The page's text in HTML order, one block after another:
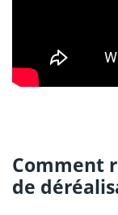
Comment
de